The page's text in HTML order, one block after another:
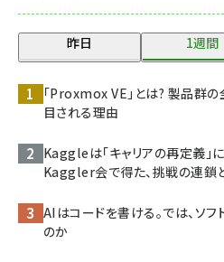
昨日 1週間
「Proxmox VE」とは? 製品群
目される理由
Kaggleは「キャリアの再定義」
Kaggler会で得た、挑戦の連鎖
AIはコードを書ける。では、ソ
のか